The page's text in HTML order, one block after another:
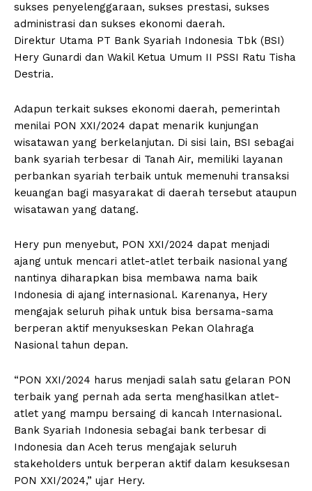
sukses penyelenggaraan, sukses prestasi, sukses
administrasi dan sukses ekonomi daerah.
Direktur Utama PT Bank Syariah Indonesia Tbk (BSI)
Hery Gunardi dan Wakil Ketua Umum II PSSI Ratu Tisha
Destria.
Adapun terkait sukses ekonomi daerah, pemerintah
menilai PON XXI/2024 dapat menarik kunjungan
wisatawan yang berkelanjutan. Di sisi lain, BSI sebagai
bank syariah terbesar di Tanah Air, memiliki layanan
perbankan syariah terbaik untuk memenuhi transaksi
keuangan bagi masyarakat di daerah tersebut ataupun
wisatawan yang datang.
Hery pun menyebut, PON XXI/2024 dapat menjadi
ajang untuk mencari atlet-atlet terbaik nasional yang
nantinya diharapkan bisa membawa nama baik
Indonesia di ajang internasional. Karenanya, Hery
mengajak seluruh pihak untuk bisa bersama-sama
berperan aktif menyukseskan Pekan Olahraga
Nasional tahun depan.
“PON XXI/2024 harus menjadi salah satu gelaran PON
terbaik yang pernah ada serta menghasilkan atlet-
atlet yang mampu bersaing di kancah Internasional.
Bank Syariah Indonesia sebagai bank terbesar di
Indonesia dan Aceh terus mengajak seluruh
stakeholders untuk berperan aktif dalam kesuksesan
PON XXI/2024,” ujar Hery.